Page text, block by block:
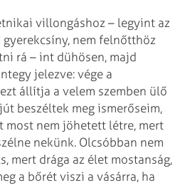
villongáshoz – legyint az
gyerekcsíny, nem felnőtthöz
rá – int dühösen, majd
jelezve: vége a
állítja a velem szemben ülő
beszéltek meg ismerőseim,
most nem jöhetett létre, mert
nekünk. Olcsóbban nem
mert drága az élet mostanság,
a bőrét viszi a vásárra, ha